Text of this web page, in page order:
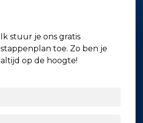
Ik stuur je ons gratis
stappenplan toe. Zo ben je
altijd op de hoogte!